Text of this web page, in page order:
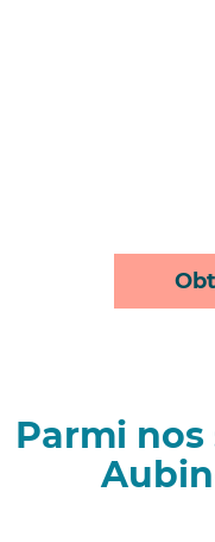
Parmi nos